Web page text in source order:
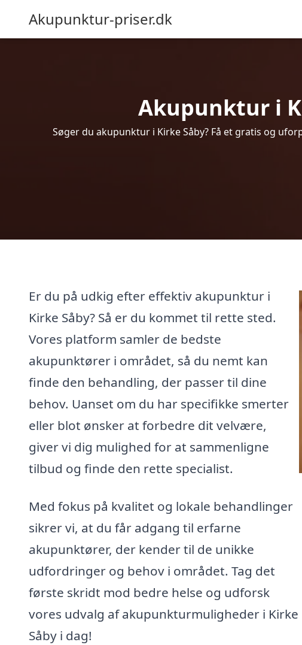
Akupunktur-priser.dk
Akupunktur i
Søger du akupunktur i Kirke Såby? Få et gratis og
Er du på udkig efter effektiv akupunktur i
Kirke Såby? Så er du kommet til rette sted.
Vores platform samler de bedste
akupunktører i området, så du nemt kan
finde den behandling, der passer til dine
behov. Uanset om du har specifikke smerter
eller blot ønsker at forbedre dit velvære,
giver vi dig mulighed for at sammenligne
tilbud og finde den rette specialist.
Med fokus på kvalitet og lokale behandlinger
sikrer vi, at du får adgang til erfarne
akupunktører, der kender til de unikke
udfordringer og behov i området. Tag det
første skridt mod bedre helse og udforsk
vores udvalg af akupunkturmuligheder i Kirke
Såby i dag!